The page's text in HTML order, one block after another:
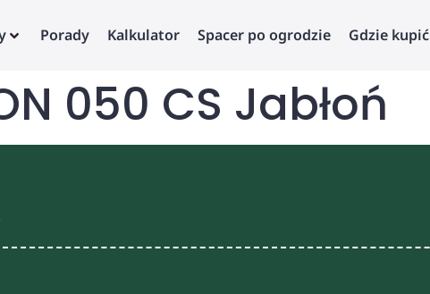
Porady Kalkulator Spacer po ogrodzie Gdzie kupić
050 CS Jabłoń